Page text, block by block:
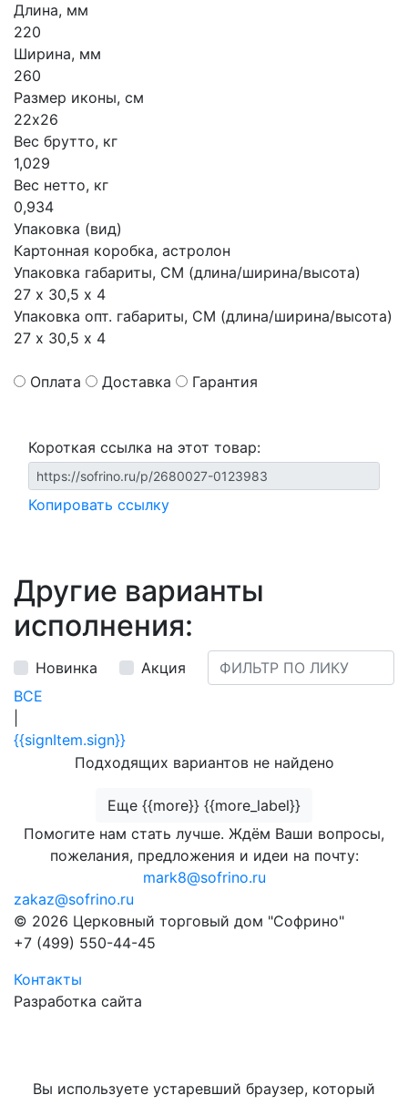
Длина, мм
220
Ширина, мм
260
Размер иконы, см
22х26
Вес брутто, кг
1,029
Вес нетто, кг
0,934
Упаковка (вид)
Картонная коробка, астролон
Упаковка габариты, СМ (длина/ширина/высота)
27 х 30,5 х 4
Упаковка опт. габариты, СМ (длина/ширина/высота)
27 х 30,5 х 4
Оплата Доставка Гарантия
Короткая ссылка на этот товар:
Копировать ссылку
Другие варианты
исполнения:
Новинка
Акция
ВСЕ
{{signItem.sign}}
Подходящих вариантов не найдено
Еще {{more}} {{more_label}}
Помогите нам стать лучше. Ждём Ваши вопросы,
пожелания, предложения и идеи на почту:
mark8@sofrino.ru
zakaz@sofrino.ru
© 2026 Церковный торговый дом "Софрино"
+7 (499) 550-44-45
Контакты
Разработка сайта
Вы используете устаревший браузер, который